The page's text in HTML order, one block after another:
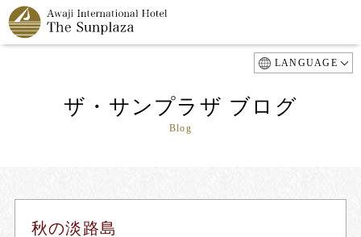
LANGUAGE
ザ・サンプラザ ブログ
Blog
秋の淡路島